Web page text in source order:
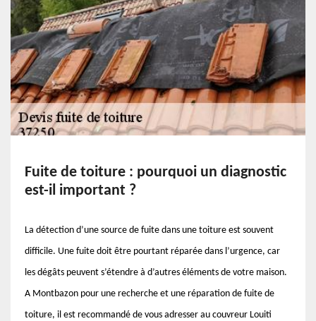
Fuite de toiture : pourquoi un diagnostic
est-il important ?
La détection d’une source de fuite dans une toiture est souvent
difficile. Une fuite doit être pourtant réparée dans l’urgence, car
les dégâts peuvent s’étendre à d’autres éléments de votre maison.
A Montbazon pour une recherche et une réparation de fuite de
toiture, il est recommandé de vous adresser au couvreur Louiti